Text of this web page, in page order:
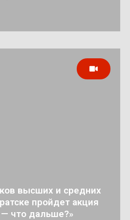
высших и средних
пройдет акция
что дальше?»